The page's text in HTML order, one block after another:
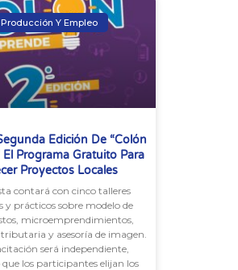
Y Empleo
Edición De “Colón
El Programa Gratuito Para
Proyectos Locales
contará con cinco talleres
y prácticos sobre modelo de
microemprendimientos,
y asesoría de imagen.
será independiente,
los participantes elijan los